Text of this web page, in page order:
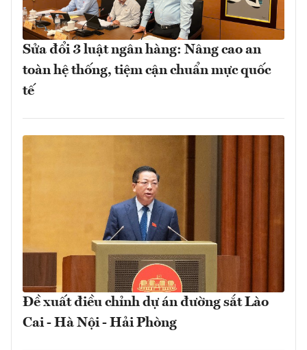
Sửa đổi 3 luật ngân hàng: Nâng cao an
toàn hệ thống, tiệm cận chuẩn mực quốc
tế
Đề xuất điều chỉnh dự án đường sắt Lào
Cai - Hà Nội - Hải Phòng